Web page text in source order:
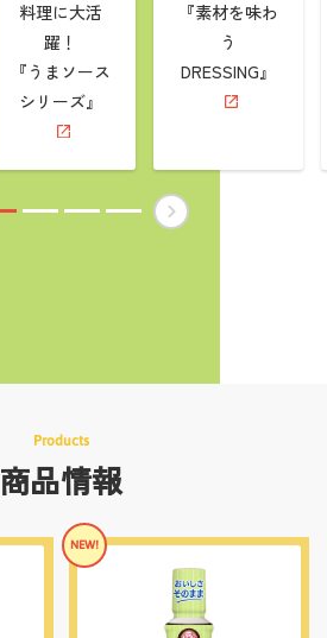
料理に大活
躍！
『うまソース
シリーズ』
『素材を味わ
う
DRESSING』
Products
商品情報